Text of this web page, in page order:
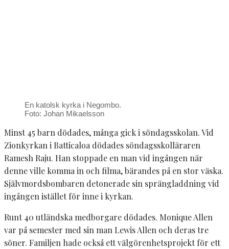
En katolsk kyrka i Negombo.
Foto: Johan Mikaelsson
Minst 45 barn dödades, många gick i söndagsskolan. Vid
Zionkyrkan i Batticaloa dödades söndagsskolläraren
Ramesh Raju. Han stoppade en man vid ingången när
denne ville komma in och filma, bärandes på en stor väska.
Självmordsbombaren detonerade sin sprängladdning vid
ingången istället för inne i kyrkan.
Runt 40 utländska medborgare dödades. Monique Allen
var på semester med sin man Lewis Allen och deras tre
söner. Familjen hade också ett välgörenhetsprojekt för ett